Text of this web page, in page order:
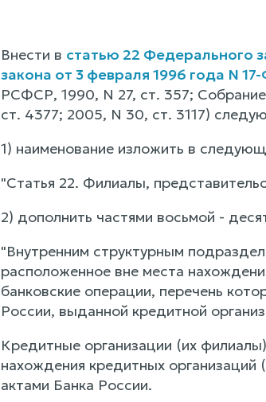
Внести в статью 22 Федерального
закона от 3 февраля 1996 года N
РСФСР, 1990, N 27, ст. 357;
ст. 4377; 2005, N 30, ст. 3117)
1) наименование изложить в
"Статья 22. Филиалы,
2) дополнить частями восьмой -
"Внутренним структурным
расположенное вне места
банковские операции, перечень
России, выданной кредитной
Кредитные организации (их
нахождения кредитных
актами Банка России.